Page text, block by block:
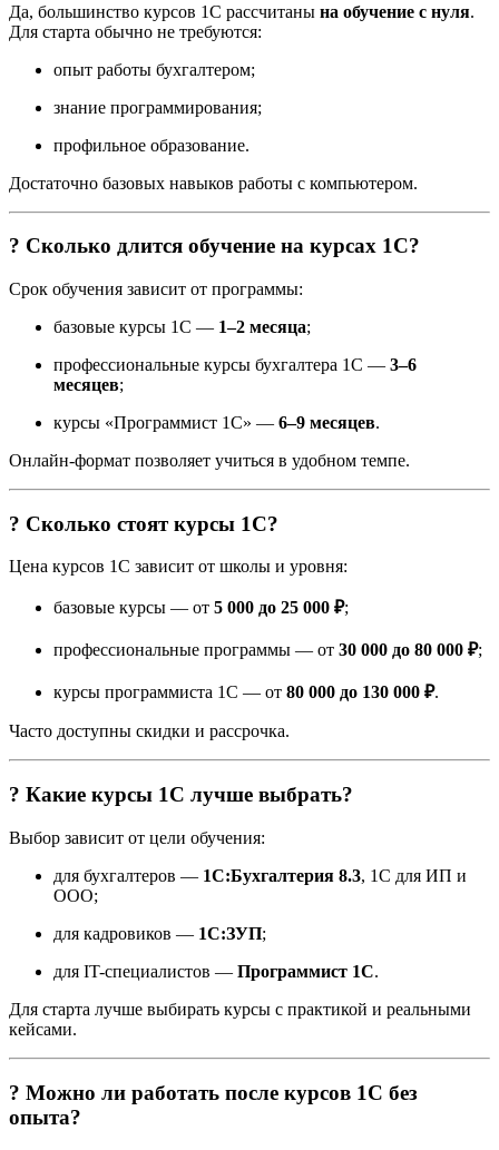
Да, большинство курсов 1С рассчитаны на обучение с нуля.
Для старта обычно не требуются:
опыт работы бухгалтером;
знание программирования;
профильное образование.
Достаточно базовых навыков работы с компьютером.
? Сколько длится обучение на курсах 1С?
Срок обучения зависит от программы:
базовые курсы 1С — 1–2 месяца;
профессиональные курсы бухгалтера 1С — 3–6
месяцев;
курсы «Программист 1С» — 6–9 месяцев.
Онлайн-формат позволяет учиться в удобном темпе.
? Сколько стоят курсы 1С?
Цена курсов 1С зависит от школы и уровня:
базовые курсы — от 5 000 до 25 000 ₽;
профессиональные программы — от 30 000 до 80 000 ₽;
курсы программиста 1С — от 80 000 до 130 000 ₽.
Часто доступны скидки и рассрочка.
? Какие курсы 1С лучше выбрать?
Выбор зависит от цели обучения:
для бухгалтеров — 1С:Бухгалтерия 8.3, 1С для ИП и
ООО;
для кадровиков — 1С:ЗУП;
для IT-специалистов — Программист 1С.
Для старта лучше выбирать курсы с практикой и реальными
кейсами.
? Можно ли работать после курсов 1С без
опыта?